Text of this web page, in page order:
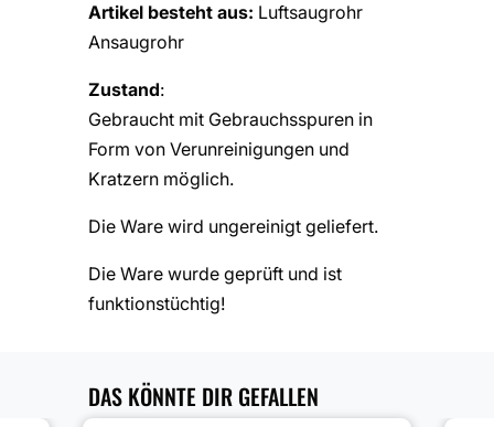
Artikel besteht aus: Luftsaugrohr
Ansaugrohr
Zustand:
Gebraucht mit Gebrauchsspuren in
Form von Verunreinigungen und
Kratzern möglich.
Die Ware wird ungereinigt geliefert.
Die Ware wurde geprüft und ist
funktionstüchtig!
DAS KÖNNTE DIR GEFALLEN